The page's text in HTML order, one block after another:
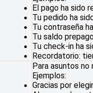
El pago ha sido
Tu pedido ha
Tu contraseña
Tu saldo
Tu check-in ha
Recordatorio:
Para asuntos
Ejemplos:
Gracias por